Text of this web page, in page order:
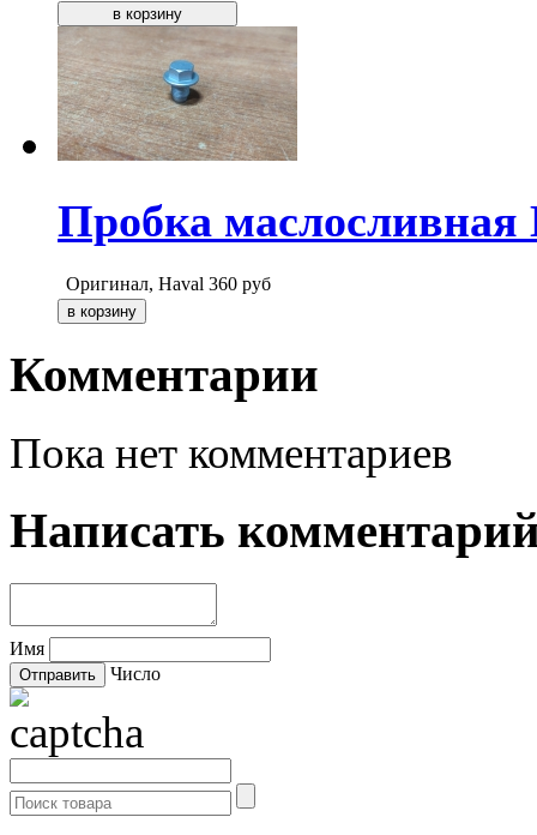
Пробка маслосливная
Оригинал, Haval 360 руб
Комментарии
Пока нет комментариев
Написать
Имя
Число